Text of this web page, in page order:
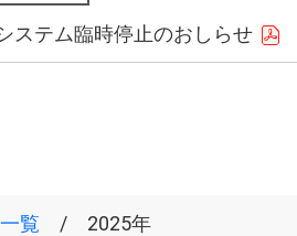
ステム臨時停止のおしらせ
覧 2025年